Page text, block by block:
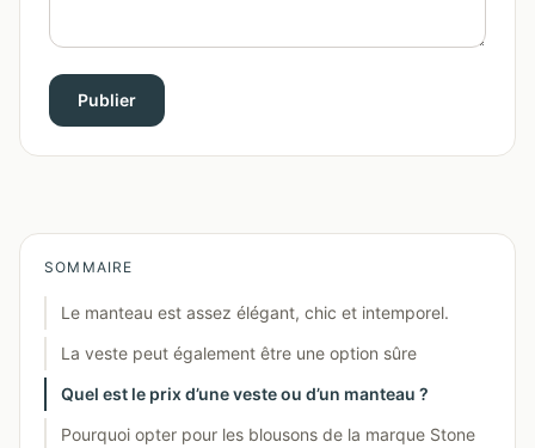
Publier
SOMMAIRE
Le manteau est assez élégant, chic et intemporel.
La veste peut également être une option sûre
Quel est le prix d’une veste ou d’un manteau ?
Pourquoi opter pour les blousons de la marque Stone